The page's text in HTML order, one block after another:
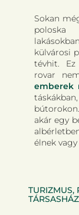
Sokan
poloska
külvárosi
tévhit.
rovar
emberek
akár egy
élnek
TURIZMUS,